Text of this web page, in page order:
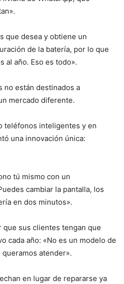
que desea y obtiene un
de la batería, por lo que
al año. Eso es todo».
no están destinados a
mercado diferente.
teléfonos inteligentes y en
una innovación única:
tú mismo con un
cambiar la pantalla, los
en dos minutos».
que sus clientes tengan que
cada año: «No es un modelo de
atender».
en lugar de repararse ya